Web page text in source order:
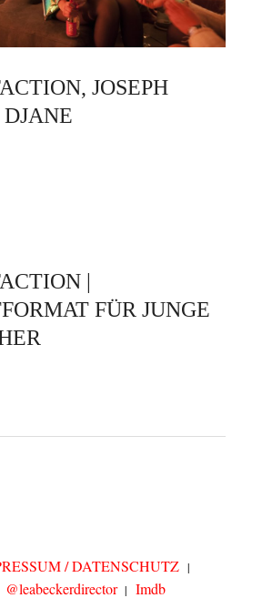
JOSEPH
|
FÜR JUNGE
/ DATENSCHUTZ
@leabeckerdirector
Imdb